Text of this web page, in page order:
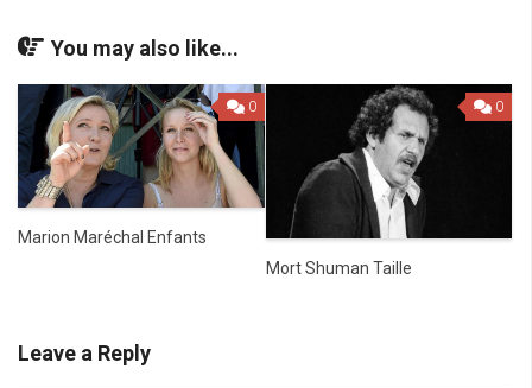
You may also like...
0
Marion Maréchal Enfants
0
Mort Shuman Taille
Leave a Reply